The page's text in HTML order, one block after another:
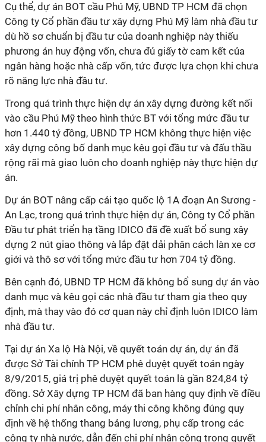
Cụ thể, dự án BOT cầu Phú Mỹ, UBND TP HCM đã chọn
Công ty Cổ phần đầu tư xây dựng Phú Mỹ làm nhà đầu tư
dù hồ sơ chuẩn bị đầu tư của doanh nghiệp này thiếu
phương án huy động vốn, chưa đủ giấy tờ cam kết của
ngân hàng hoặc nhà cấp vốn, tức được lựa chọn khi chưa
rõ năng lực nhà đầu tư.
Trong quá trình thực hiện dự án xây dựng đường kết nối
vào cầu Phú Mỹ theo hình thức BT với tổng mức đầu tư
hơn 1.440 tỷ đồng, UBND TP HCM không thực hiện việc
xây dựng công bố danh mục kêu gọi đầu tư và đấu thầu
rộng rãi mà giao luôn cho doanh nghiệp này thực hiện dự
án.
Dự án BOT nâng cấp cải tạo quốc lộ 1A đoạn An Sương -
An Lạc, trong quá trình thực hiện dự án, Công ty Cổ phần
Đầu tư phát triển hạ tầng IDICO đã đề xuất bổ sung xây
dựng 2 nút giao thông và lắp đặt dải phân cách làn xe cơ
giới và thô sơ với tổng mức đầu tư hơn 704 tỷ đồng.
Bên cạnh đó, UBND TP HCM đã không bổ sung dự án vào
danh mục và kêu gọi các nhà đầu tư tham gia theo quy
định, mà thay vào đó cơ quan này chỉ định luôn IDICO làm
nhà đầu tư.
Tại dự án Xa lộ Hà Nội, về quyết toán dự án, dự án đã
được Sở Tài chính TP HCM phê duyệt quyết toán ngày
8/9/2015, giá trị phê duyệt quyết toán là gần 824,84 tỷ
đồng. Sở Xây dựng TP HCM đã ban hàng quy định về điều
chỉnh chi phí nhân công, máy thi công không đúng quy
định về hệ thống thang bảng lương, phụ cấp trong các
công ty nhà nước, dẫn đến chi phí nhân công trong quyết